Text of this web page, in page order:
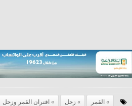
القمر زحل اقتران القمر وزحل